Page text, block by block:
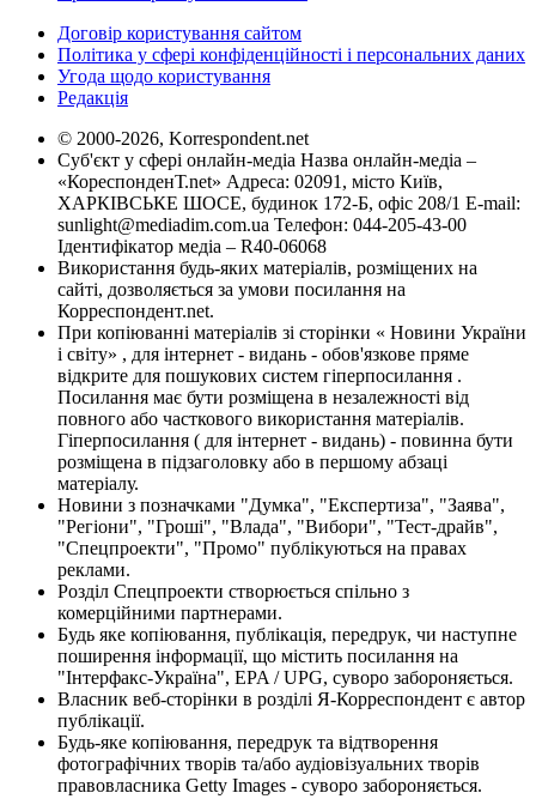
Договір користування сайтом
Політика у сфері конфіденційності і персональних даних
Угода щодо користування
Редакція
© 2000-2026, Korrespondent.net
Суб'єкт у сфері онлайн-медіа Назва онлайн-медіа –
«КореспонденТ.net» Адреса: 02091, місто Київ,
ХАРКІВСЬКЕ ШОСЕ, будинок 172-Б, офіс 208/1 E-mail:
sunlight@mediadim.com.ua Телефон: 044-205-43-00
Ідентифікатор медіа – R40-06068
Використання будь-яких матеріалів, розміщених на
сайті, дозволяється за умови посилання на
Корреспондент.net.
При копіюванні матеріалів зі сторінки « Новини України
і світу» , для інтернет - видань - обов'язкове пряме
відкрите для пошукових систем гіперпосилання .
Посилання має бути розміщена в незалежності від
повного або часткового використання матеріалів.
Гіперпосилання ( для інтернет - видань) - повинна бути
розміщена в підзаголовку або в першому абзаці
матеріалу.
Новини з позначками "Думка", "Експертиза", "Заява",
"Регіони", "Гроші", "Влада", "Вибори", "Тест-драйв",
"Спецпроекти", "Промо" публікуються на правах
реклами.
Розділ Спецпроекти створюється спільно з
комерційними партнерами.
Будь яке копіювання, публікація, передрук, чи наступне
поширення інформації, що містить посилання на
"Інтерфакс-Україна", EPA / UPG, суворо забороняється.
Власник веб-сторінки в розділі Я-Корреспондент є автор
публікації.
Будь-яке копіювання, передрук та відтворення
фотографічних творів та/або аудіовізуальних творів
правовласника Getty Images - суворо забороняється.